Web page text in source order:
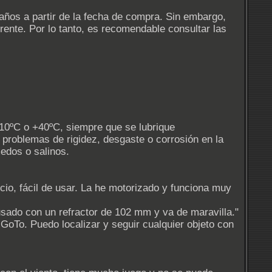
a partir de la fecha de compra. Sin embargo,
Por lo tanto, es recomendable consultar las
o +40ºC, siempre que se lubrique
de rigidez, desgaste o corrosión en la
o salinos.
fácil de usar. La he motorizado y funciona muy
con un refractor de 102 mm y va de maravilla."
Puedo localizar y seguir cualquier objeto con